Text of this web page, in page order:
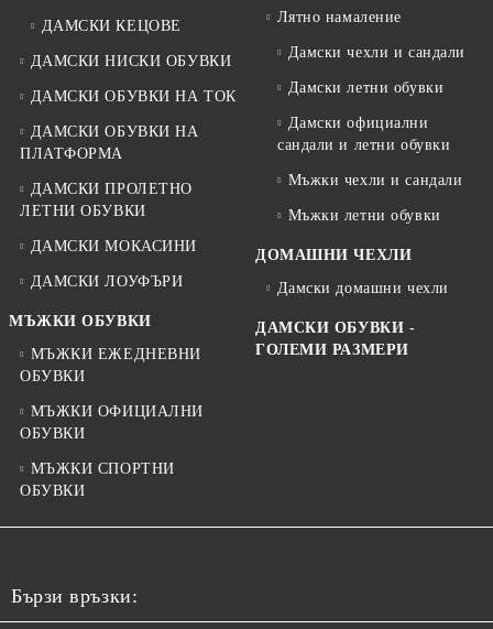
ДАМСКИ КЕЦОВЕ
ДАМСКИ НИСКИ ОБУВКИ
ДАМСКИ ОБУВКИ НА ТОК
ДАМСКИ ОБУВКИ НА
ПЛАТФОРМА
ДАМСКИ ПРОЛЕТНО
ЛЕТНИ ОБУВКИ
ДАМСКИ МОКАСИНИ
ДАМСКИ ЛОУФЪРИ
МЪЖКИ ОБУВКИ
МЪЖКИ ЕЖЕДНЕВНИ
ОБУВКИ
МЪЖКИ ОФИЦИАЛНИ
ОБУВКИ
МЪЖКИ СПОРТНИ
ОБУВКИ
Лятно намаление
Дамски чехли и сандали
Дамски летни обувки
Дамски официални
сандали и летни обувки
Мъжки чехли и сандали
Мъжки летни обувки
ДОМАШНИ ЧЕХЛИ
Дамски домашни чехли
ДАМСКИ ОБУВКИ -
ГОЛЕМИ РАЗМЕРИ
Бързи връзки: